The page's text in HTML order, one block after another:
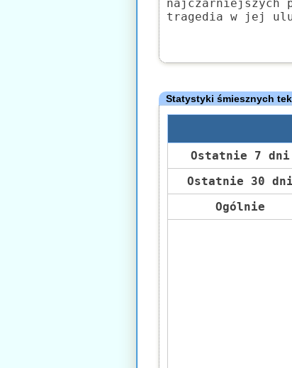
najczarniejszych
tragedia w jej
Statystyki śmiesznych
Ostatnie 7 dni
Ostatnie 30 dni
Ogólnie